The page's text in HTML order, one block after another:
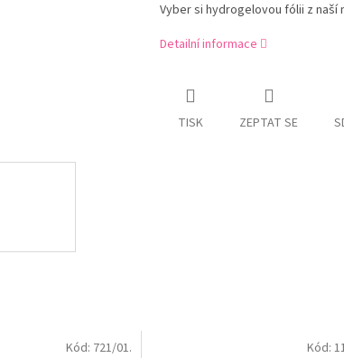
Vyber si hydrogelovou fólii z naší
Detailní informace
TISK ZEPTAT SE
Kód: 721/01. Kód: